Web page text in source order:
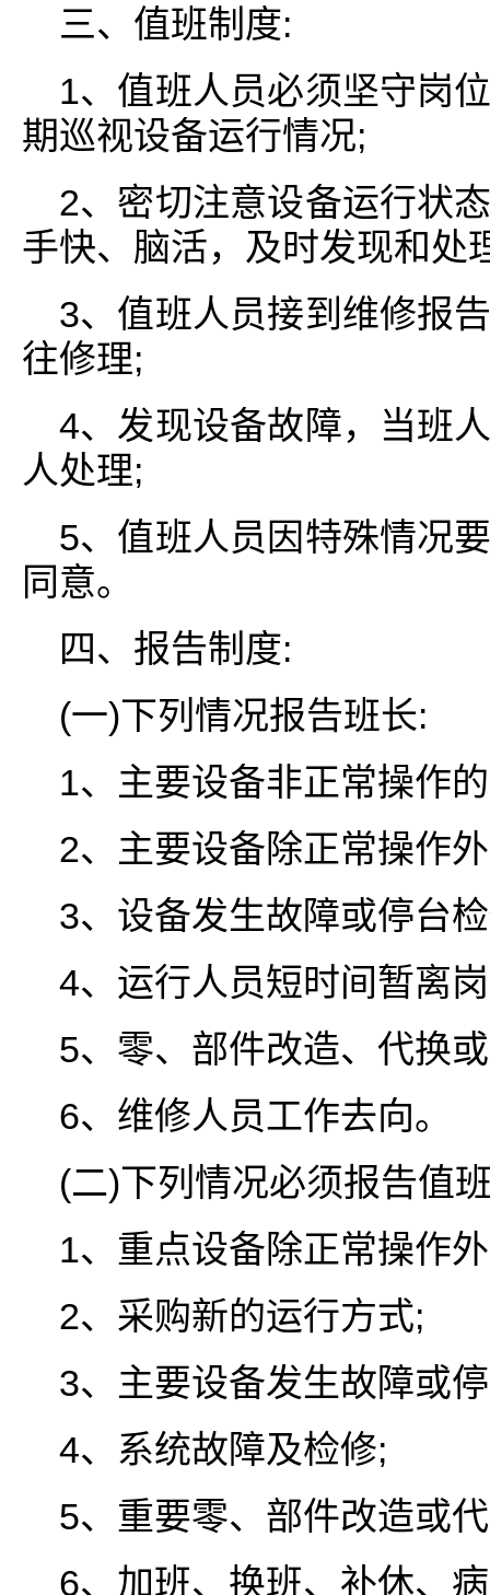
三、值班制度:
1、值班人员必须坚守岗
期巡视设备运行情况;
2、密切注意设备运行状
手快、脑活，及时发现和处
3、值班人员接到维修报
往修理;
4、发现设备故障，当班
人处理;
5、值班人员因特殊情况
同意。
四、报告制度:
(一)下列情况报告班长:
1、主要设备非正常操作
2、主要设备除正常操作
3、设备发生故障或停台
4、运行人员短时间暂离
5、零、部件改造、代换
6、维修人员工作去向。
(二)下列情况必须报告值
1、重点设备除正常操作
2、采购新的运行方式;
3、主要设备发生故障或
4、系统故障及检修;
5、重要零、部件改造或
6、加班、换班、补休、